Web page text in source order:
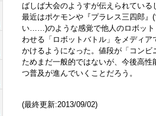
ばしば大会のようすが伝えられている
最近はポケモンや『プラレス三四郎』
い……)のような感覚で他人のロボット
わせる「ロボットバトル」をメディア
かけるようになった。値段が「コン
ためまだ一般的ではないが、今後高
つ普及が進んでいくことだろう。
(最終更新:2013/09/02)